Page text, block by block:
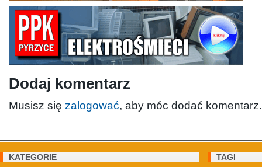
Dodaj komentarz
Musisz się zalogować, aby móc dodać komentarz.
KATEGORIE TAGI